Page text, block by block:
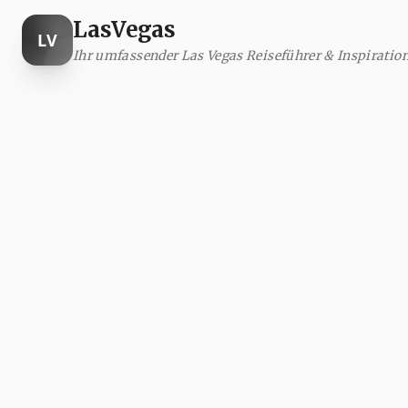
LV LasVegas
Ihr umfassender Las Vegas Reiseführer &